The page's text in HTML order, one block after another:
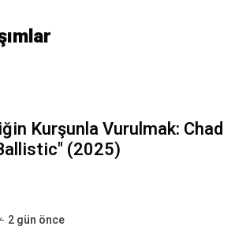
Kurşunla Vurulmak: Chad
(2025)
2 gün önce